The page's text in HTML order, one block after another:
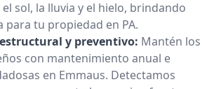
sol, la lluvia y el hielo, brindando
tu propiedad en PA.
y preventivo: Mantén los
con mantenimiento anual e
en Emmaus. Detectamos